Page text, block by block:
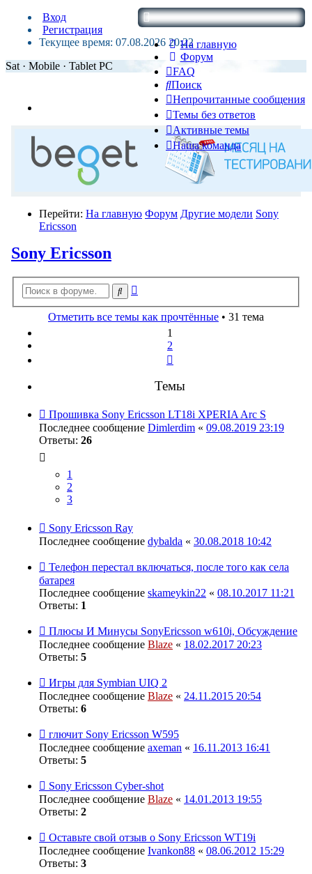
На главную
Форум
FAQ
Поиск
Непрочитанные сообщения
Темы без ответов
Активные темы
Наша команда
Вход
Регистрация
Текущее время: 07.08.2026 20:22
Sat · Mobile · Tablet PC
Перейти: На главную Форум Другие модели Sony
Ericsson
Sony Ericsson
Поиск
Отметить все темы как прочтённые • 31 тема
1
2
Темы
Прошивка Sony Ericsson LT18i XPERIA Arc S
Последнее сообщение Dimlerdim « 09.08.2019 23:19
Ответы: 26
1
2
3
Sony Ericsson Ray
Последнее сообщение dybalda « 30.08.2018 10:42
Телефон перестал включаться, после того как села
батарея
Последнее сообщение skameykin22 « 08.10.2017 11:21
Ответы: 1
Плюсы И Минусы SonyEricsson w610i, Обсуждение
Последнее сообщение Blaze « 18.02.2017 20:23
Ответы: 5
Игры для Symbian UIQ 2
Последнее сообщение Blaze « 24.11.2015 20:54
Ответы: 6
глючит Sony Ericsson W595
Последнее сообщение axeman « 16.11.2013 16:41
Ответы: 5
Sony Ericsson Cyber-shot
Последнее сообщение Blaze « 14.01.2013 19:55
Ответы: 2
Оставьте свой отзыв о Sony Ericsson WT19i
Последнее сообщение Ivankon88 « 08.06.2012 15:29
Ответы: 3